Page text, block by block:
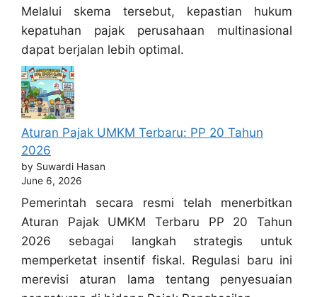
Melalui skema tersebut, kepastian hukum
kepatuhan pajak perusahaan multinasional
dapat berjalan lebih optimal.
Aturan Pajak UMKM Terbaru: PP 20 Tahun
2026
by Suwardi Hasan
June 6, 2026
Pemerintah secara resmi telah menerbitkan
Aturan Pajak UMKM Terbaru PP 20 Tahun
2026 sebagai langkah strategis untuk
memperketat insentif fiskal. Regulasi baru ini
merevisi aturan lama tentang penyesuaian